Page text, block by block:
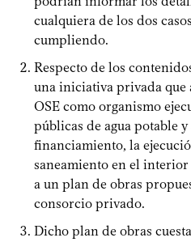
cualquiera de los dos
cumpliendo.
Respecto de los
una iniciativa privada que
OSE como organismo
públicas de agua potable
financiamiento, la
saneamiento en el
a un plan de obras
consorcio privado.
Dicho plan de obras